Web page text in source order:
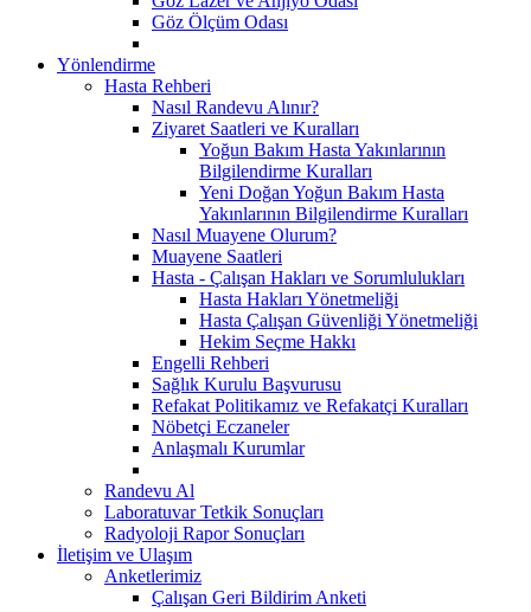
Göz Ölçüm Odası
Yönlendirme
Hasta Rehberi
Nasıl Randevu Alınır?
Ziyaret Saatleri ve Kuralları
Yoğun Bakım Hasta Yakınlarının
Bilgilendirme Kuralları
Yeni Doğan Yoğun Bakım Hasta
Yakınlarının Bilgilendirme Kuralları
Nasıl Muayene Olurum?
Muayene Saatleri
Hasta - Çalışan Hakları ve Sorumlulukları
Hasta Hakları Yönetmeliği
Hasta Çalışan Güvenliği Yönetmeliği
Hekim Seçme Hakkı
Engelli Rehberi
Sağlık Kurulu Başvurusu
Refakat Politikamız ve Refakatçi Kuralları
Nöbetçi Eczaneler
Anlaşmalı Kurumlar
Randevu Al
Laboratuvar Tetkik Sonuçları
Radyoloji Rapor Sonuçları
İletişim ve Ulaşım
Anketlerimiz
Çalışan Geri Bildirim Anketi